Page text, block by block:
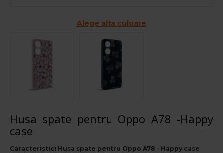
Alege alta culoare
Husa spate pentru Oppo A78 -Happy
case
Caracteristici Husa spate pentru Oppo A78 - Happy case